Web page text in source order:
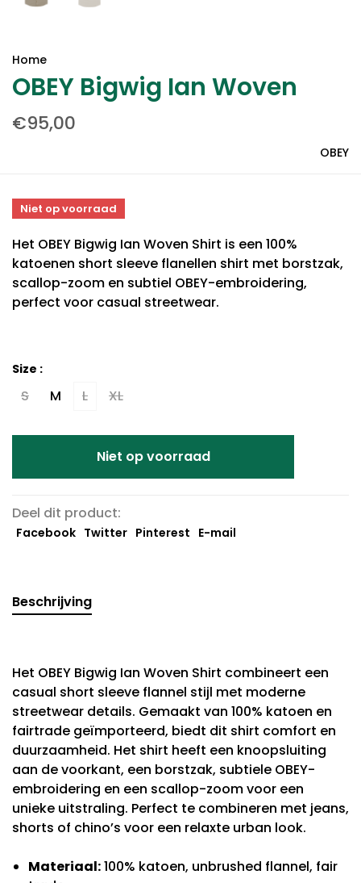
Home
OBEY Bigwig Ian Woven
€95,00
OBEY
Niet op voorraad
Het OBEY Bigwig Ian Woven Shirt is een 100%
katoenen short sleeve flanellen shirt met borstzak,
scallop-zoom en subtiel OBEY-embroidering,
perfect voor casual streetwear.
Size :
S M L XL
Niet op voorraad
Deel dit product:
Facebook Twitter Pinterest E-mail
Beschrijving
Het OBEY Bigwig Ian Woven Shirt combineert een
casual short sleeve flannel stijl met moderne
streetwear details. Gemaakt van 100% katoen en
fairtrade geïmporteerd, biedt dit shirt comfort en
duurzaamheid. Het shirt heeft een knoopsluiting
aan de voorkant, een borstzak, subtiele OBEY-
embroidering en een scallop-zoom voor een
unieke uitstraling. Perfect te combineren met jeans,
shorts of chino’s voor een relaxte urban look.
Materiaal:100% katoen, unbrushed flannel, fair